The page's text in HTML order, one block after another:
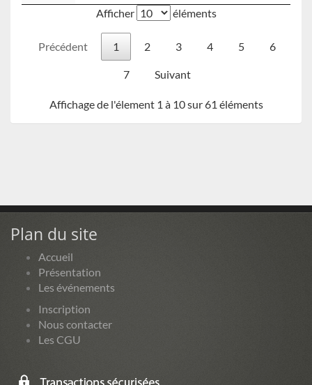
Afficher
éléments
Précédent 1 2 3 4 5 6
7 Suivant
Affichage de l'élement 1 à 10 sur 61 éléments
Plan du site
Accueil
Présentation
Les événements
Inscription
Nous contacter
Les CGU